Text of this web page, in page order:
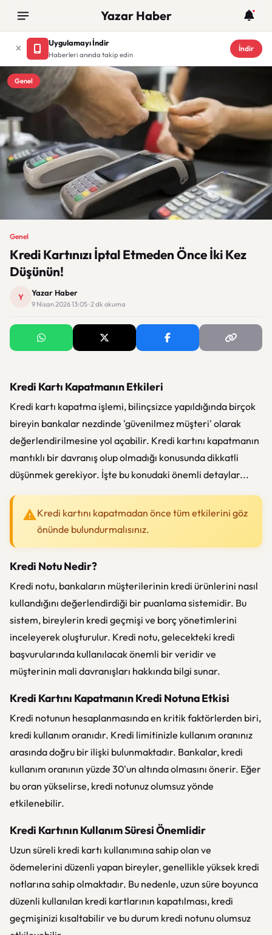
Yazar Haber
Uygulamayı İndir
Haberleri anında takip edin
İndir
Genel
Genel
Kredi Kartınızı İptal Etmeden Önce İki Kez
Düşünün!
Y Yazar Haber
9 Nisan 2026 13:05 · 2 dk okuma
Kredi Kartı Kapatmanın Etkileri
Kredi kartı kapatma işlemi, bilinçsizce yapıldığında birçok
bireyin bankalar nezdinde 'güvenilmez müşteri' olarak
değerlendirilmesine yol açabilir. Kredi kartını kapatmanın
mantıklı bir davranış olup olmadığı konusunda dikkatli
düşünmek gerekiyor. İşte bu konudaki önemli detaylar...
Kredi kartını kapatmadan önce tüm etkilerini göz
önünde bulundurmalısınız.
Kredi Notu Nedir?
Kredi notu, bankaların müşterilerinin kredi ürünlerini nasıl
kullandığını değerlendirdiği bir puanlama sistemidir. Bu
sistem, bireylerin kredi geçmişi ve borç yönetimlerini
inceleyerek oluşturulur. Kredi notu, gelecekteki kredi
başvurularında kullanılacak önemli bir veridir ve
müşterinin mali davranışları hakkında bilgi sunar.
Kredi Kartını Kapatmanın Kredi Notuna Etkisi
Kredi notunun hesaplanmasında en kritik faktörlerden biri,
kredi kullanım oranıdır. Kredi limitinizle kullanım oranınız
arasında doğru bir ilişki bulunmaktadır. Bankalar, kredi
kullanım oranının yüzde 30'un altında olmasını önerir. Eğer
bu oran yükselirse, kredi notunuz olumsuz yönde
etkilenebilir.
Kredi Kartının Kullanım Süresi Önemlidir
Uzun süreli kredi kartı kullanımına sahip olan ve
ödemelerini düzenli yapan bireyler, genellikle yüksek kredi
notlarına sahip olmaktadır. Bu nedenle, uzun süre boyunca
düzenli kullanılan kredi kartlarının kapatılması, kredi
geçmişinizi kısaltabilir ve bu durum kredi notunu olumsuz